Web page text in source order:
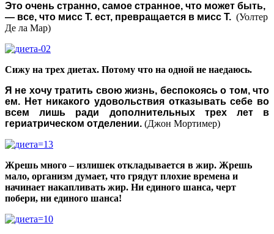
Это очень странно, самое странное, что может быть,
— все, что мисс Т. ест, превращается в мисс Т. (Уолтер
Де ла Мар)
Сижу на трех диетах. Потому что на одной не наедаюсь.
Я не хочу тратить свою жизнь, беспокоясь о том, что
ем. Нет никакого удовольствия отказывать себе во
всем лишь ради дополнительных трех лет в
гериатрическом отделении. (Джон Мортимер)
Жрешь много – излишек откладывается в жир. Жрешь
мало, организм думает, что грядут плохие времена и
начинает накапливать жир. Ни единого шанса, черт
побери, ни единого шанса!